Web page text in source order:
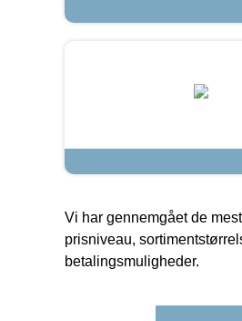
Vi har gennemgået de
prisniveau,
betalingsmuligheder.